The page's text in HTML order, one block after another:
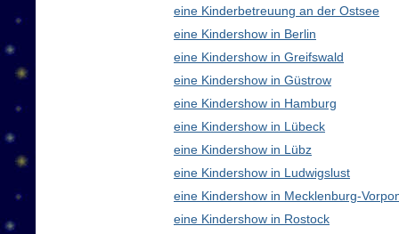
eine Kinderbetreuung an der Ostsee
eine Kindershow in Berlin
eine Kindershow in Greifswald
eine Kindershow in Güstrow
eine Kindershow in Hamburg
eine Kindershow in Lübeck
eine Kindershow in Lübz
eine Kindershow in Ludwigslust
eine Kindershow in Mecklenburg-
eine Kindershow in Rostock